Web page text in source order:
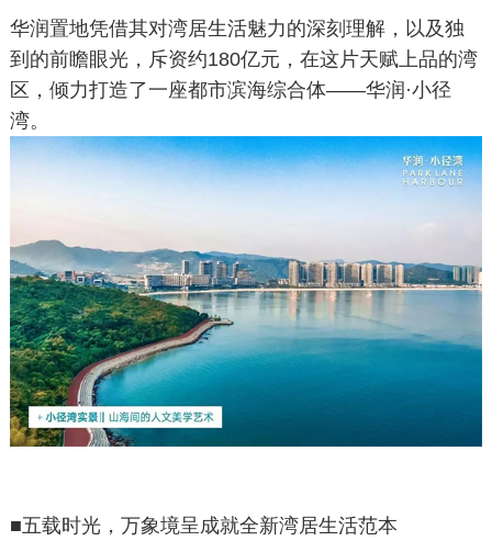
华润置地凭借其对湾居生活魅力的深刻理解，以及独
到的前瞻眼光，斥资约180亿元，在这片天赋上品的湾
区，倾力打造了一座都市滨海综合体——华润·小径
湾。
■五载时光，万象境呈成就全新湾居生活范本